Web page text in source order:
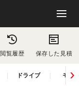
閲覧履歴 保存した見積
ドライブ モー